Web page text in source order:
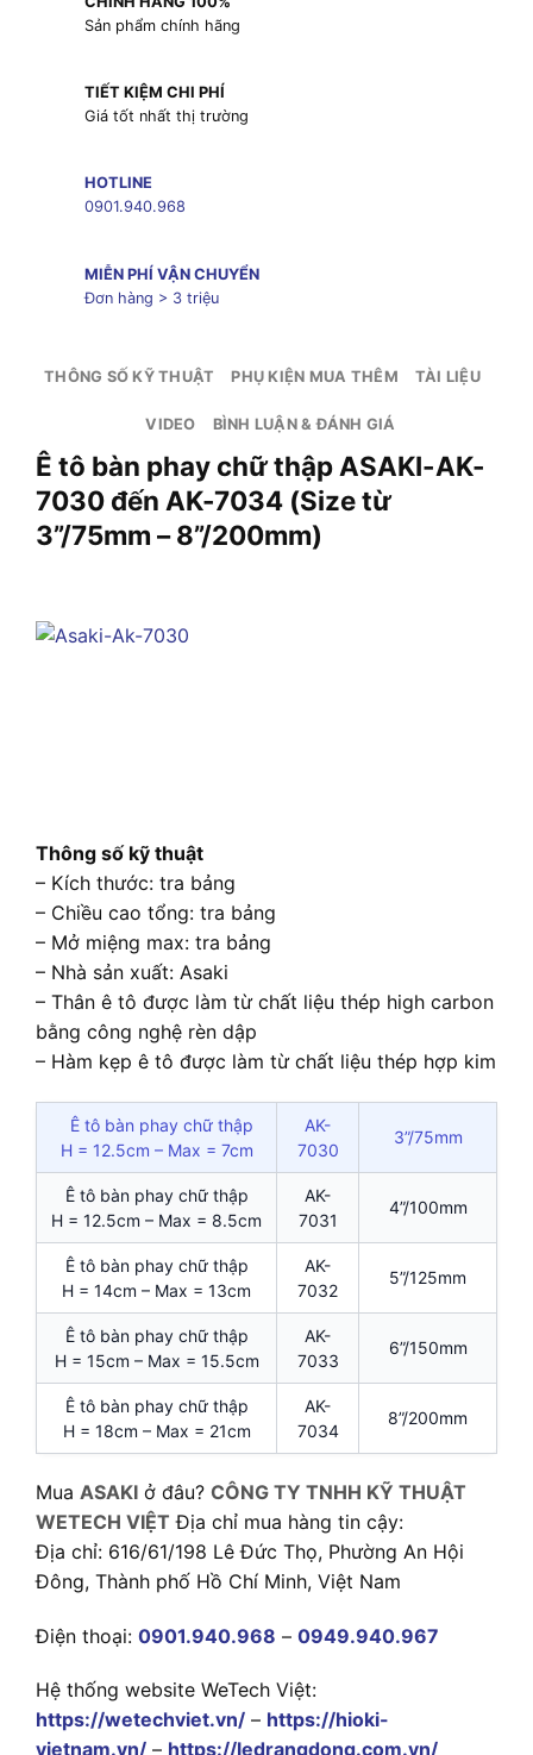
Sản phẩm chính hãng
TIẾT KIỆM CHI PHÍ
Giá tốt nhất thị trường
HOTLINE
0901.940.968
MIỄN PHÍ VẬN CHUYỂN
Đơn hàng > 3 triệu
THÔNG SỐ KỸ THUẬT PHỤ KIỆN MUA THÊM TÀI LIỆU
VIDEO BÌNH LUẬN & ĐÁNH GIÁ
Ê tô bàn phay chữ thập ASAKI-AK-
7030 đến AK-7034 (Size từ
3”/75mm – 8”/200mm)
Thông số kỹ thuật
– Kích thước: tra bảng
– Chiều cao tổng: tra bảng
– Mở miệng max: tra bảng
– Nhà sản xuất: Asaki
– Thân ê tô được làm từ chất liệu thép high carbon
bằng công nghệ rèn dập
– Hàm kẹp ê tô được làm từ chất liệu thép hợp kim
Ê tô bàn phay chữ thập
H = 12.5cm – Max = 7cm
AK-
7030
3”/75mm
Ê tô bàn phay chữ thập
H = 12.5cm – Max = 8.5cm
AK-
7031
4”/100mm
Ê tô bàn phay chữ thập
H = 14cm – Max = 13cm
AK-
7032
5”/125mm
Ê tô bàn phay chữ thập
H = 15cm – Max = 15.5cm
AK-
7033
6”/150mm
Ê tô bàn phay chữ thập
H = 18cm – Max = 21cm
AK-
7034
8”/200mm
Mua ASAKI ở đâu? CÔNG TY TNHH KỸ THUẬT
WETECH VIỆT Địa chỉ mua hàng tin cậy:
Địa chỉ: 616/61/198 Lê Đức Thọ, Phường An Hội
Đông, Thành phố Hồ Chí Minh, Việt Nam
Điện thoại: 0901.940.968 – 0949.940.967
Hệ thống website WeTech Việt:
https://wetechviet.vn/ – https://hioki-
vietnam.vn/ – https://ledrangdong.com.vn/